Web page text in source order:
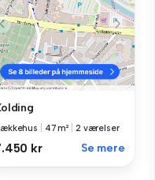
47 m² 2 værelser
kr Se mere